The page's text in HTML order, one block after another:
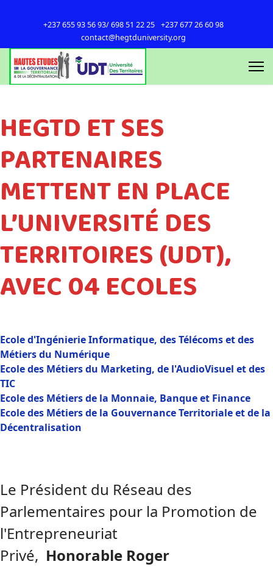
+237 655 93 56 93/ 698 51 22 25 +237 677 26 60 98
contact@hegtduniversity.org
HEGTD ET SES
PARTENAIRES
METTENT EN PLACE
L’UNIVERSITÉ DES
TERRITOIRES (UDT),
AVEC 04 ECOLES
Ecole d'Ingénierie Informatique, des Télécoms et des
Métiers du Numérique
Ecole des Métiers du Marketing, de l'AudioVisuel et des
TIC
Ecole des Métiers de la Monnaie, Banque et Finance
Ecole des Métiers de la Gouvernance Territoriale et de la
Décentralisation
Le Président du Réseau des
Parlementaires pour la Promotion de
l'Entrepreneuriat
Privé, Honorable Roger